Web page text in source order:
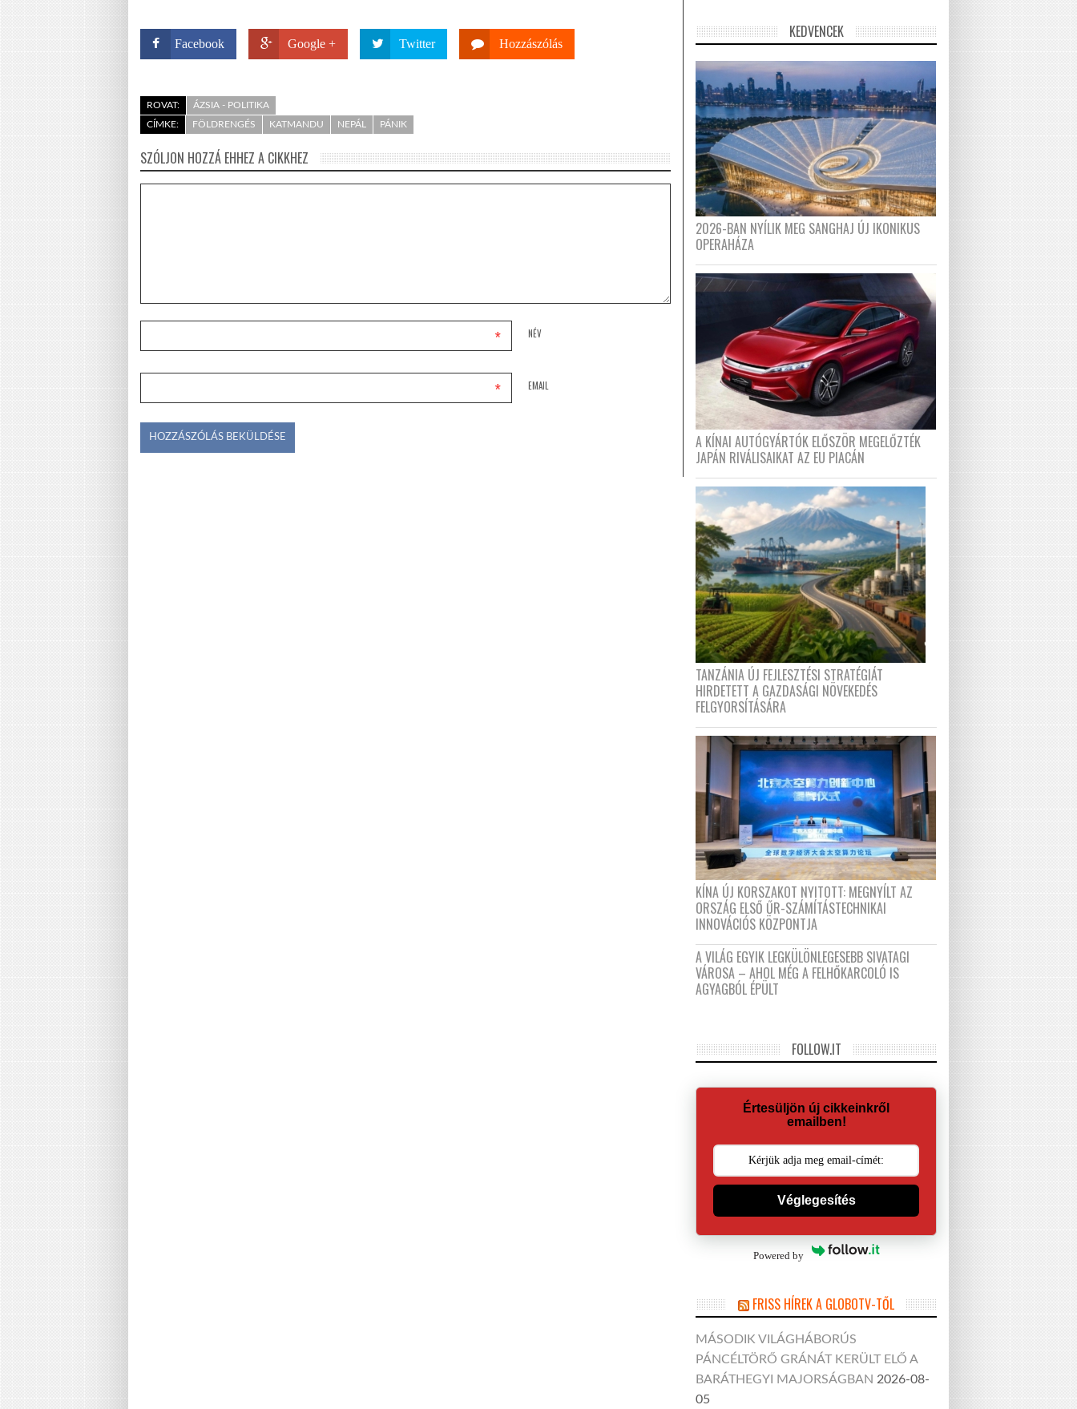
Facebook Google + Twitter Hozzászólás
ROVAT:
ÁZSIA - POLITIKA
CÍMKE:
FÖLDRENGÉS KATMANDU NEPÁL PÁNIK
SZÓLJON HOZZÁ EHHEZ A CIKKHEZ
NÉV
*
EMAIL
*
KEDVENCEK
2026-BAN NYÍLIK MEG SANGHAJ ÚJ IKONIKUS
OPERAHÁZA
A KÍNAI AUTÓGYÁRTÓK ELŐSZÖR MEGELŐZTÉK
JAPÁN RIVÁLISAIKAT AZ EU PIACÁN
TANZÁNIA ÚJ FEJLESZTÉSI STRATÉGIÁT
HIRDETETT A GAZDASÁGI NÖVEKEDÉS
FELGYORSÍTÁSÁRA
KÍNA ÚJ KORSZAKOT NYITOTT: MEGNYÍLT AZ
ORSZÁG ELSŐ ŰR-SZÁMÍTÁSTECHNIKAI
INNOVÁCIÓS KÖZPONTJA
A VILÁG EGYIK LEGKÜLÖNLEGESEBB SIVATAGI
VÁROSA – AHOL MÉG A FELHŐKARCOLÓ IS
AGYAGBÓL ÉPÜLT
FOLLOW.IT
Értesüljön új cikkeinkről
emailben!
Véglegesítés
Powered by
FRISS HÍREK A GLOBOTV-TŐL
MÁSODIK VILÁGHÁBORÚS
PÁNCÉLTÖRŐ GRÁNÁT KERÜLT ELŐ A
BARÁTHEGYI MAJORSÁGBAN 2026-08-
05